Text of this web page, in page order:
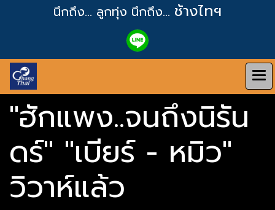
นึกถึง... ลูกทุ่ง นึกถึง... ช้างไทฯ
"ฮักแพง..จนถึงนิรัน
ดร์" "เบียร์ - หมิว"
วิวาห์แล้ว